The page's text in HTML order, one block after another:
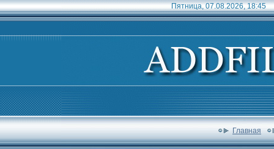
Пятница, 07.08.2026, 18:45
Главная